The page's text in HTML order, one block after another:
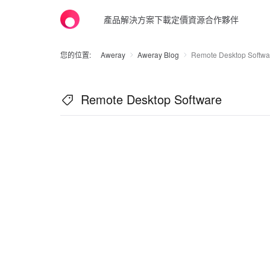
產品解決方案下載定價資源合作夥伴
您的位置: Aweray Aweray Blog Remote Desktop
Remote Desktop Software